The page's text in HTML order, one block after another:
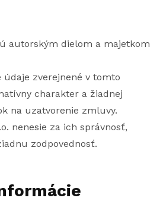
autorským dielom a majetkom
údaje zverejnené v tomto
charakter a žiadnej
na uzatvorenie zmluvy.
nenesie za ich správnosť,
zodpovednosť.